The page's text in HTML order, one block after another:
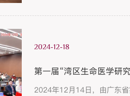
2024-12-18
第一届“湾区生命医学研
2024年12月14日，由广东